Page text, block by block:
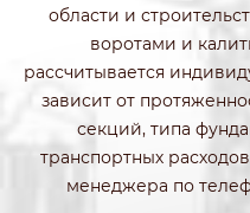
области и
воротами и
рассчитывается
зависит от
секций, типа
транспортных
менеджера по